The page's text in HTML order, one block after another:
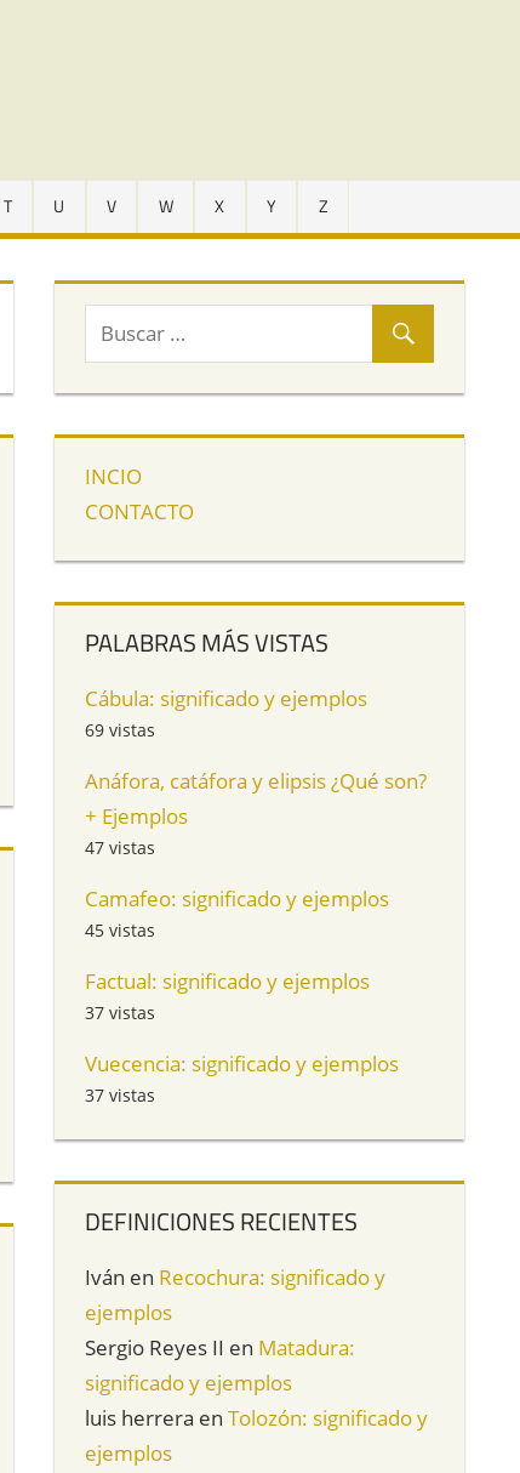
T U V W X Y Z
INCIO
CONTACTO
PALABRAS MÁS VISTAS
Cábula: significado y ejemplos
69 vistas
Anáfora, catáfora y elipsis ¿Qué son?
+ Ejemplos
47 vistas
Camafeo: significado y ejemplos
45 vistas
Factual: significado y ejemplos
37 vistas
Vuecencia: significado y ejemplos
37 vistas
DEFINICIONES RECIENTES
Iván en Recochura: significado y
ejemplos
Sergio Reyes II en Matadura:
significado y ejemplos
luis herrera enTolozón: significado y
ejemplos